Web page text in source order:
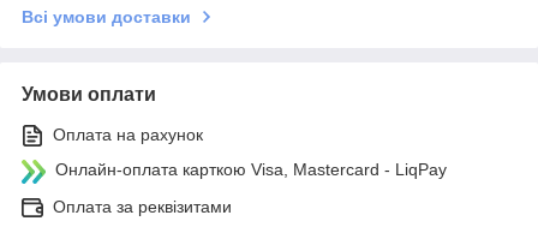
Всі умови доставки
Умови оплати
Оплата на рахунок
Онлайн-оплата карткою Visa, Mastercard - LiqPay
Оплата за реквізитами